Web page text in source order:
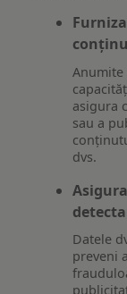
Anumite
asigura
sau a
dvs.
Datele
preveni